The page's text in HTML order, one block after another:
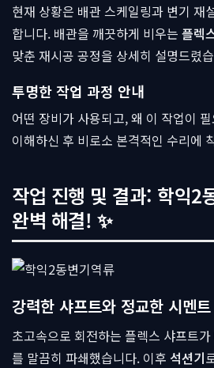
현재 상황은 배관 스케일링과 변기 재
합니다. 배관을 깨끗하게 비우는 플렉
맞춘 재시공 공정을 상세히 설명드렸
투명한 작업 과정 안내
어떤 장비가 사용되고, 왜 이 작업이
이해하신 후 비로소 본격적인 수리에
작업 진행 및 결과: 학익2
완벽 해결! ✨
강력한 샤프트와 정교한 시멘
초고속으로 회전하는 플렉스 샤프트
를 말끔히 파쇄했습니다. 이후 석션기